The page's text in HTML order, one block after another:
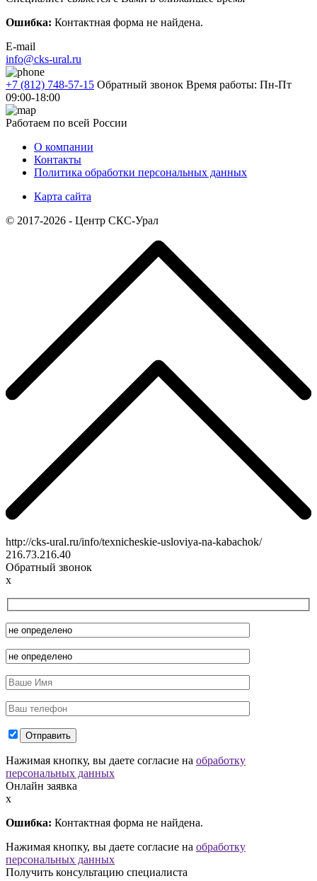
Ошибка: Контактная форма не найдена.
E-mail
info@cks-ural.ru
+7 (812) 748-57-15 Обратный звонок Время работы: Пн-Пт
09:00-18:00
Работаем по всей России
О компании
Контакты
Политика обработки персональных данных
Карта сайта
© 2017-2026 - Центр СКС-Урал
http://cks-ural.ru/info/texnicheskie-usloviya-na-kabachok/
216.73.216.40
Обратный звонок
x
Нажимая кнопку, вы даете согласие на обработку
персональных данных
Онлайн заявка
x
Ошибка: Контактная форма не найдена.
Нажимая кнопку, вы даете согласие на обработку
персональных данных
Получить консультацию специалиста